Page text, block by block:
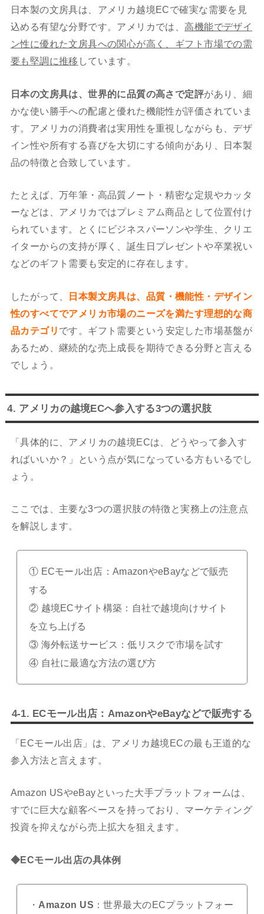
日本製の文房具は、アメリカ越境ECで確実な需要を見
込める有望な分野です。アメリカでは、高機能でデザイ
ン性に優れた文房具への関心が高く、ギフト市場での需
要も堅調に推移 しています。
日本の文房具は、世界的に品質の高さで定評があり、細
かな使い勝手への配慮と優れた機能性が評価されていま
す。アメリカの消費者は実用性を重視しながらも、デザ
イン性や所有する喜びを大切にする傾向があり、日本製
品の特徴と合致しています。
たとえば、万年筆・高品質ノート・精密な定規やカッタ
ーなどは、アメリカではプレミアム商品として位置付け
られています。とくにビジネスパーソンや学生、クリエ
イターからの支持が厚く、誕生日プレゼントや卒業祝い
などのギフト需要も安定的に存在します。
したがって、
日本製文房具は、品質・機能性・デザイン
性のすべてでアメリカ市場のニーズを満たす理想的な商
品カテゴリ です。ギフト需要という安定した市場基盤が
あるため、継続的な売上成長を期待できる分野と言える
でしょう。
4. アメリカの越境ECへ参入する3つの選択肢
「具体的に、アメリカの越境ECは、どうやって参入す
ればいいか？」という点が気になっている方もいるでし
ょう。
ここでは、主要な3つの選択肢の特徴と実務上の注意点
を解説します。
① ECモール出店：AmazonやeBayなどで販売
する
② 越境ECサイト構築：自社で越境向けサイト
を立ち上げる
③ 海外転送サービス：低リスクで市場を試す
④ 自社に最適な方法の選び方
4-1. ECモール出店：AmazonやeBayなどで販売する
「ECモール出店」は、アメリカ越境ECの最も王道的な
参入方法と言えます。
Amazon USやeBayといった大手プラットフォームは、
すでに巨大な顧客ベースを持っており、マーケティング
投資を抑えながら売上拡大を狙えます。
◆ECモール出店の具体例
・ Amazon US ：世界最大のECプラットフォー